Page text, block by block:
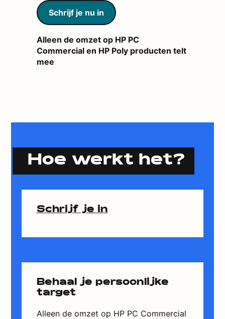
Schrijf je nu in
Alleen de omzet op HP PC
Commercial en HP Poly producten telt
mee
Hoe werkt het?
Schrijf je in
Behaal je persoonlijke
target
Alleen de omzet op HP PC Commercial